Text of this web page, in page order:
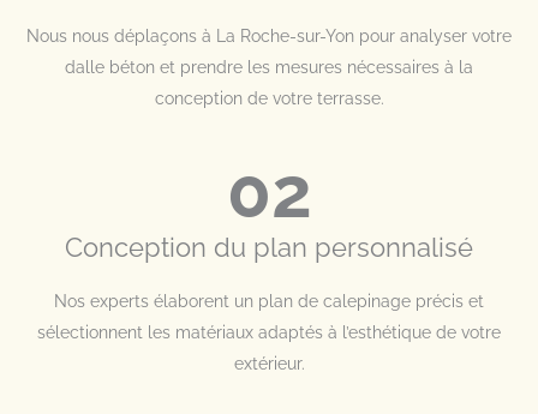
Nous nous déplaçons à La Roche-sur-Yon pour analyser votre
dalle béton et prendre les mesures nécessaires à la
conception de votre terrasse.
02
Conception du plan personnalisé
Nos experts élaborent un plan de calepinage précis et
sélectionnent les matériaux adaptés à l’esthétique de votre
extérieur.